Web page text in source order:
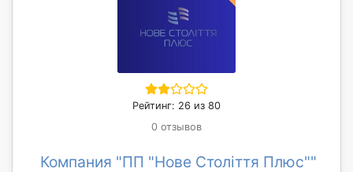
Рейтинг: 26 из 80
0 отзывов
Компания "ПП "Нове Століття Плюс""